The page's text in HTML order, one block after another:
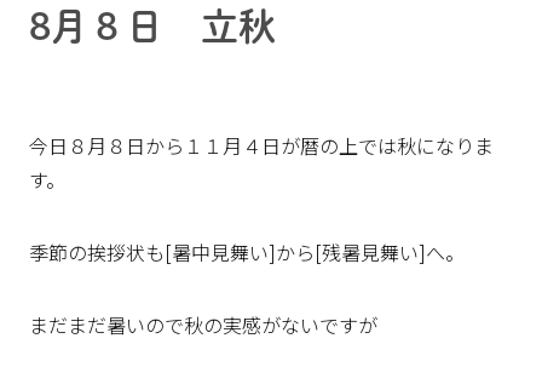
8月８日 立秋
今日８月８日から１１月４日が暦の上では秋になりま
す。
季節の挨拶状も[暑中見舞い]から[残暑見舞い]へ。
まだまだ暑いので秋の実感がないですが